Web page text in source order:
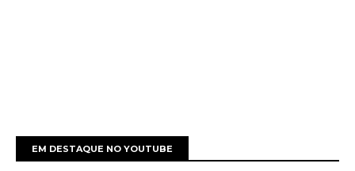
EM DESTAQUE NO YOUTUBE